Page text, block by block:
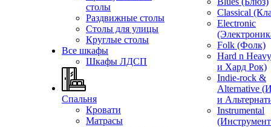
столы
Раздвижные столы
Столы для улицы
Круглые столы
Все шкафы
Шкафы ЛДСП
Спальня
Кровати
Матрасы
Classical
Electronic
Folk (Фолк)
Hard n
и Хард Рок)
Indie-rock &
Alternative
и
Instrumental